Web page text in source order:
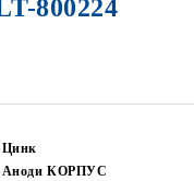
800224
Цинк
Аноди КОРПУС